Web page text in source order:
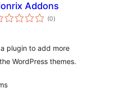
Addons
(0valoracións
totais
)
plugin to add more
WordPress themes.